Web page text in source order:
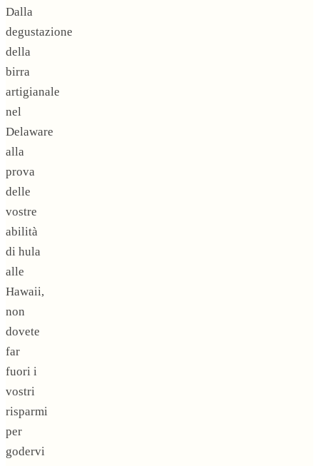
Dalla
degustazione
della
birra
artigianale
nel
Delaware
alla
prova
delle
vostre
abilità
di hula
alle
Hawaii,
non
dovete
far
fuori i
vostri
risparmi
per
godervi